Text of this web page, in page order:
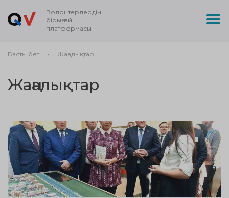
Волонтерлердің
бірыңғай
платформасы
Басты бет Жаңалықтар
Жаңалықтар